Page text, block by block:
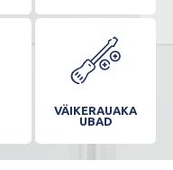
VÄIKERAUAKA
UBAD